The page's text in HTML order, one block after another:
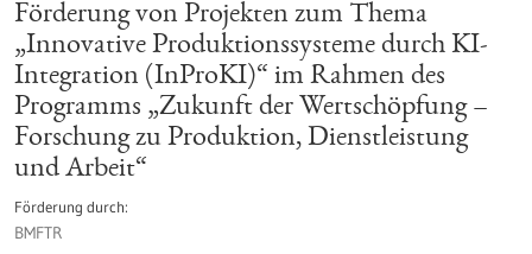
Förderung von Projekten zum Thema
„Innovative Produktionssysteme durch KI-
Integration (InProKI)“ im Rahmen des
Programms „Zukunft der Wertschöpfung –
Forschung zu Produktion, Dienstleistung
und Arbeit“
Förderung durch
BMFTR